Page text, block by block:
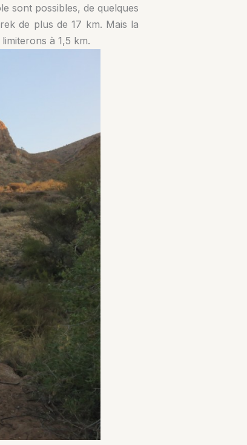
sont possibles, de quelques
de plus de 17 km. Mais la
à 1,5 km.